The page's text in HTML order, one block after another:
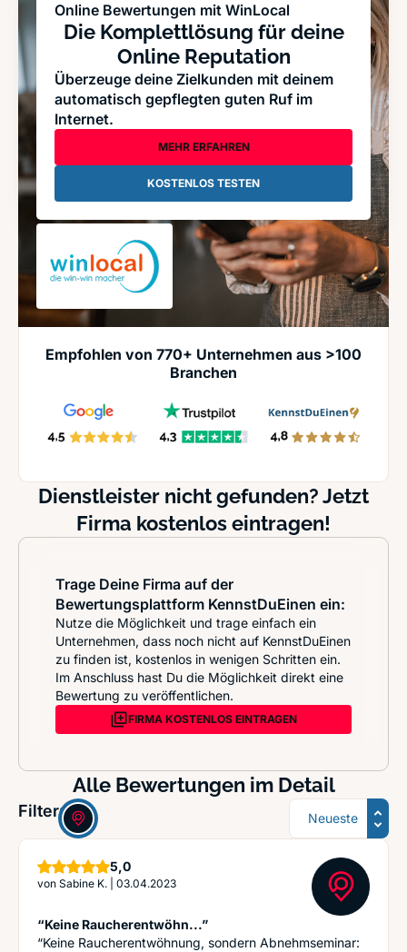
Online Bewertungen mit WinLocal
Die Komplettlösung für deine
Online Reputation
Überzeuge deine Zielkunden mit deinem
automatisch gepflegten guten Ruf im
Internet.
MEHR ERFAHREN
KOSTENLOS TESTEN
Empfohlen von 770+ Unternehmen aus >100
Branchen
Dienstleister nicht gefunden? Jetzt
Firma kostenlos eintragen!
Trage Deine Firma auf der
Bewertungsplattform KennstDuEinen ein:
Nutze die Möglichkeit und trage einfach ein
Unternehmen, dass noch nicht auf KennstDuEinen
zu finden ist, kostenlos in wenigen Schritten ein.
Im Anschluss hast Du die Möglichkeit direkt eine
Bewertung zu veröffentlichen.
FIRMA KOSTENLOS EINTRAGEN
Alle Bewertungen im Detail
Filter: Sortierung
5,0Sterne
von Sabine K. 03.04.2023
“Keine Raucherentwöhn...”
“Keine Raucherentwöhnung, sondern Abnehmseminar: